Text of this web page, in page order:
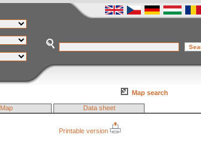
Map search
Map Data sheet
Printable version